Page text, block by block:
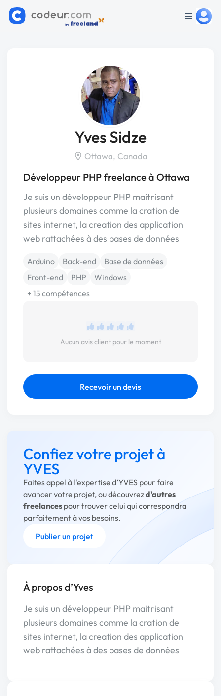
Yves Sidze
Ottawa, Canada
Développeur PHP freelance à Ottawa
Je suis un développeur PHP maitrisant
plusieurs domaines comme la cration de
sites internet, la creation des application
web rattachées à des bases de données
Arduino Back-end
Base de données
Front-end
PHP
Windows
+ 15 compétences
Aucun avis client pour le moment
Recevoir un devis
Confiez votre projet à
YVES
Faites appel à l'expertise d’YVES pour faire
avancer votre projet, ou découvrezd'autres
freelances pour trouver celui qui correspondra
parfaitement à vos besoins.
Publier un projet
À propos d’Yves
Je suis un développeur PHP maitrisant
plusieurs domaines comme la cration de
sites internet, la creation des application
web rattachées à des bases de données